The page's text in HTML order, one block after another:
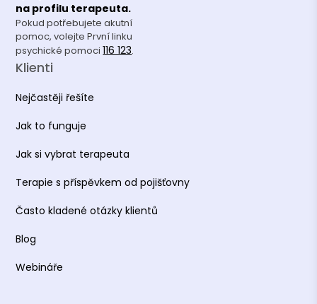
na profilu terapeuta.
Pokud potřebujete akutní
pomoc, volejte První linku
psychické pomoci116 123.
Klienti
Nejčastěji řešíte
Jak to funguje
Jak si vybrat terapeuta
Terapie s příspěvkem od pojišťovny
Často kladené otázky klientů
Blog
Webináře